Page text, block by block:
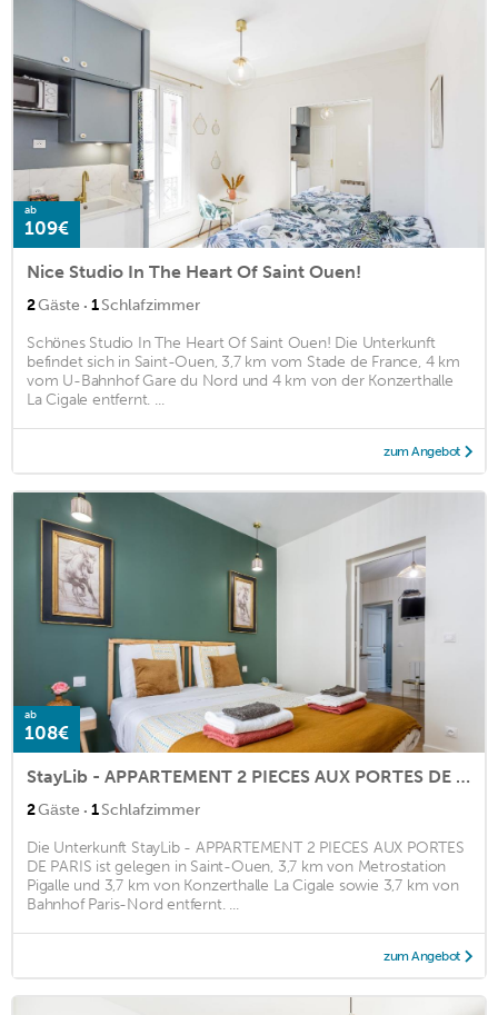
ab
109€
Nice Studio In The Heart Of Saint Ouen!
2Gäste · 1Schlafzimmer
Schönes Studio In The Heart Of Saint Ouen! Die Unterkunft
befindet sich in Saint-Ouen, 3,7 km vom Stade de France, 4 km
vom U-Bahnhof Gare du Nord und 4 km von der Konzerthalle
La Cigale entfernt. ...
zum Angebot
ab
108€
StayLib - APPARTEMENT 2 PIECES AUX PORTES DE PARIS
2Gäste · 1Schlafzimmer
Die Unterkunft StayLib - APPARTEMENT 2 PIECES AUX PORTES
DE PARIS ist gelegen in Saint-Ouen, 3,7 km von Metrostation
Pigalle und 3,7 km von Konzerthalle La Cigale sowie 3,7 km von
Bahnhof Paris-Nord entfernt. ...
zum Angebot